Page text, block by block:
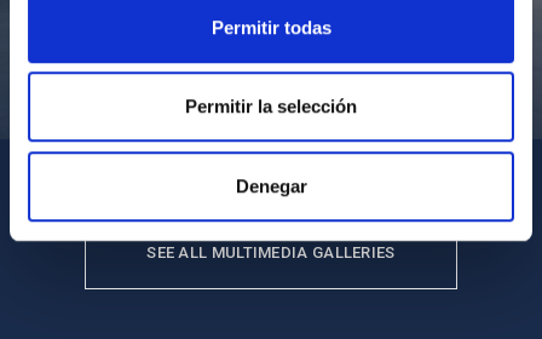
Permitir todas
Permitir la selección
Denegar
Visita del Presidente de Canarias al IACTEC
SEE ALL MULTIMEDIA GALLERIES